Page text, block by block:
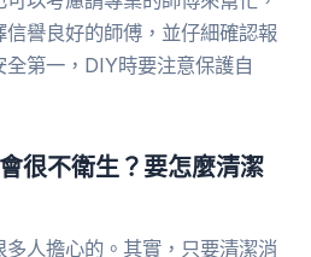
譽良好的師傅，並仔細確認報
第一，DIY時要注意保護自
很不衛生？要怎麼清潔
人擔心的。其實，只要清潔消